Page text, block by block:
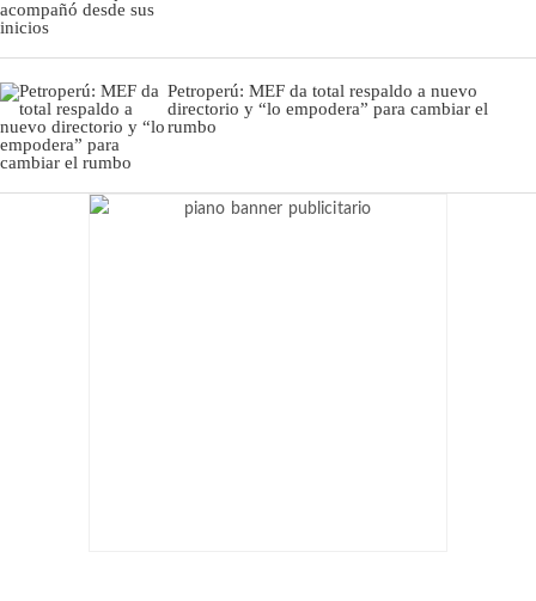
Petroperú: MEF da total respaldo a nuevo
directorio y “lo empodera” para cambiar el
rumbo